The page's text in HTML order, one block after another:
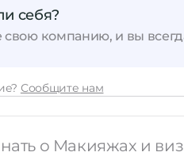
себя?
свою компанию, и вы
Сообщите нам
о Макияжах и